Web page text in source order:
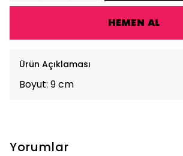
HEMEN AL
Ürün Açıklaması
Boyut: 9 cm
Yorumlar